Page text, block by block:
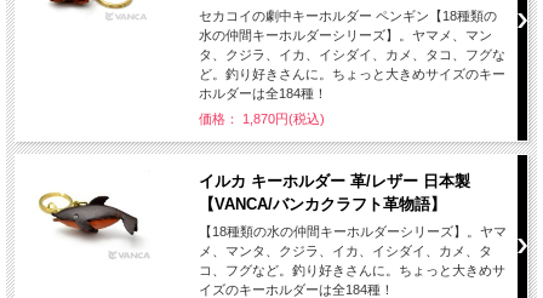
セカコイの劇中キーホルダー ペンギン【18種類の
水の仲間キーホルダーシリーズ】。ヤマメ、マン
タ、クジラ、イカ、イシダイ、カメ、タコ、フグな
ど。釣り好きさんに。ちょっと大きめサイズのキー
ホルダーは全184種！
価格： 1,870円(税込)
イルカ キーホルダー 革/レザー 日本製
【VANCA/バンカクラフト革物語】
【18種類の水の仲間キーホルダーシリーズ】。ヤマ
メ、マンタ、クジラ、イカ、イシダイ、カメ、タ
コ、フグなど。釣り好きさんに。ちょっと大きめサ
イズのキーホルダーは全184種！